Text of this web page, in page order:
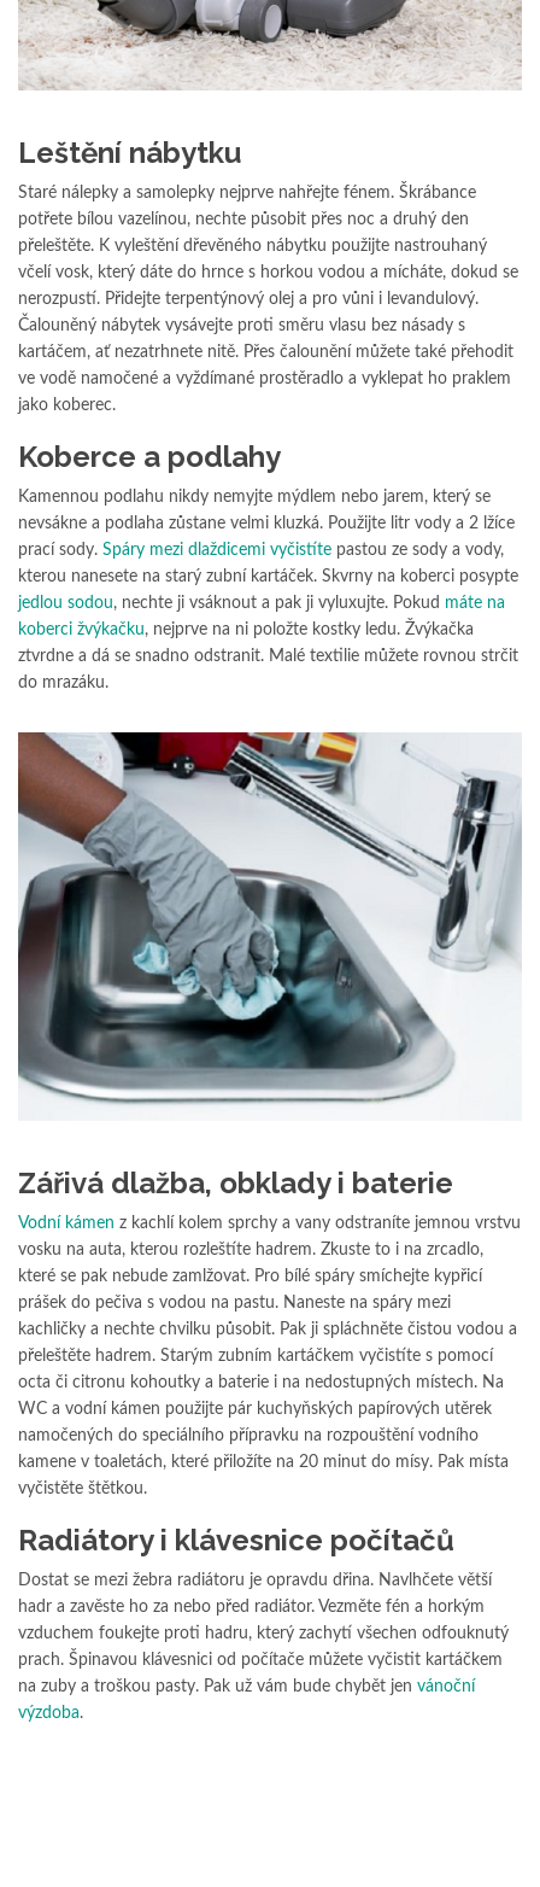
Leštění nábytku
Staré nálepky a samolepky nejprve nahřejte fénem. Škrábance
potřete bílou vazelínou, nechte působit přes noc a druhý den
přeleštěte. K vyleštění dřevěného nábytku použijte nastrouhaný
včelí vosk, který dáte do hrnce s horkou vodou a mícháte, dokud se
nerozpustí. Přidejte terpentýnový olej a pro vůni i levandulový.
Čalouněný nábytek vysávejte proti směru vlasu bez násady s
kartáčem, ať nezatrhnete nitě. Přes čalounění můžete také přehodit
ve vodě namočené a vyždímané prostěradlo a vyklepat ho praklem
jako koberec.
Koberce a podlahy
Kamennou podlahu nikdy nemyjte mýdlem nebo jarem, který se
nevsákne a podlaha zůstane velmi kluzká. Použijte litr vody a 2 lžíce
prací sody. Spáry mezi dlaždicemi vyčistíte pastou ze sody a vody,
kterou nanesete na starý zubní kartáček. Skvrny na koberci posypte
jedlou sodou, nechte ji vsáknout a pak ji vyluxujte. Pokud máte na
koberci žvýkačku, nejprve na ni položte kostky ledu. Žvýkačka
ztvrdne a dá se snadno odstranit. Malé textilie můžete rovnou strčit
do mrazáku.
Zářivá dlažba, obklady i baterie
Vodní kámen z kachlí kolem sprchy a vany odstraníte jemnou vrstvu
vosku na auta, kterou rozleštíte hadrem. Zkuste to i na zrcadlo,
které se pak nebude zamlžovat. Pro bílé spáry smíchejte kypřicí
prášek do pečiva s vodou na pastu. Naneste na spáry mezi
kachličky a nechte chvilku působit. Pak ji spláchněte čistou vodou a
přeleštěte hadrem. Starým zubním kartáčkem vyčistíte s pomocí
octa či citronu kohoutky a baterie i na nedostupných místech. Na
WC a vodní kámen použijte pár kuchyňských papírových utěrek
namočených do speciálního přípravku na rozpouštění vodního
kamene v toaletách, které přiložíte na 20 minut do mísy. Pak místa
vyčistěte štětkou.
Radiátory i klávesnice počítačů
Dostat se mezi žebra radiátoru je opravdu dřina. Navlhčete větší
hadr a zavěste ho za nebo před radiátor. Vezměte fén a horkým
vzduchem foukejte proti hadru, který zachytí všechen odfouknutý
prach. Špinavou klávesnici od počítače můžete vyčistit kartáčkem
na zuby a troškou pasty. Pak už vám bude chybět jen vánoční
výzdoba.